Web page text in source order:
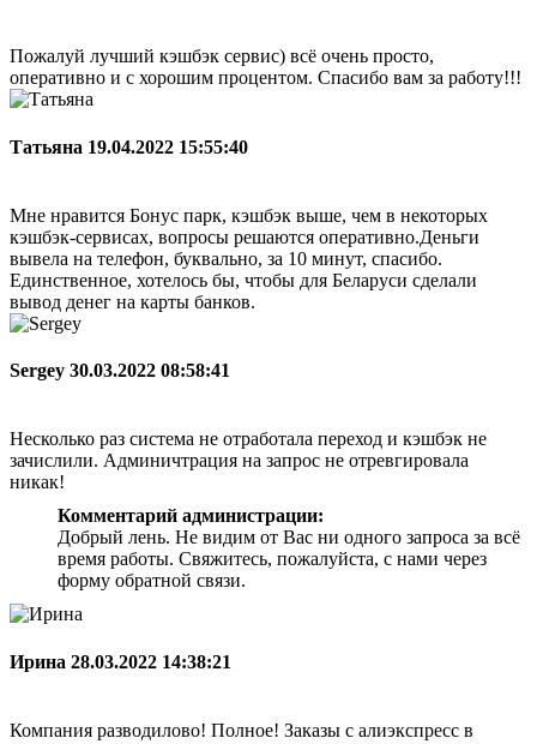
Пожалуй лучший кэшбэк сервис) всё очень просто,
оперативно и с хорошим процентом. Спасибо вам за работу!!!
Татьяна 19.04.2022 15:55:40
Мне нравится Бонус парк, кэшбэк выше, чем в некоторых
кэшбэк-сервисах, вопросы решаются оперативно.Деньги
вывела на телефон, буквально, за 10 минут, спасибо.
Единственное, хотелось бы, чтобы для Беларуси сделали
вывод денег на карты банков.
Sergey 30.03.2022 08:58:41
Несколько раз система не отработала переход и кэшбэк не
зачислили. Админичтрация на запрос не отревгировала
никак!
Комментарий администрации:
Добрый лень. Не видим от Вас ни одного запроса за всё
время работы. Свяжитесь, пожалуйста, с нами через
форму обратной связи.
Ирина 28.03.2022 14:38:21
Компания разводилово! Полное! Заказы с алиэкспресс в